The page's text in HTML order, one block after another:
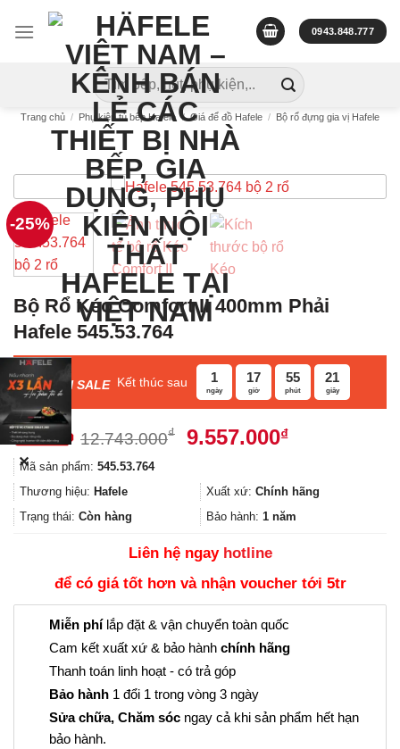
0943.848.777
Tìm
kiếm:
Trang chủ / Phụ kiện tủ bếp Hafele / Giá để đồ Hafele / Bộ rổ đựng gia vị Hafele
-25%
Bộ Rổ Kéo Comfort II 400mm Phải
Hafele 545.53.764
F ASH SALE Kết thúc sau 1
ngày
17
giờ
55
phút
20
giây
12.743.000₫
Giá
12.743.000₫.
9.557.000₫Giá
là:
9.557.000₫.
Mã sản phẩm: 545.53.764
Thương hiệu: Hafele Xuất xứ: Chính hãng
Trạng thái: Còn hàng Bảo hành: 1 năm
Liên hệ ngay hotline
để có giá tốt hơn và nhận voucher tới 5tr
Miễn phílắp đặt & vận chuyển toàn quốc
Cam kết xuất xứ & bảo hành chính hãng
Thanh toán linh hoạt - có trả góp
Bảo hành 1 đổi 1 trong vòng 3 ngày
Sửa chữa, Chăm sóc ngay cả khi sản phẩm hết hạn
bảo hành.
✕